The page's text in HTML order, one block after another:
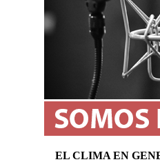
EL CLIMA EN